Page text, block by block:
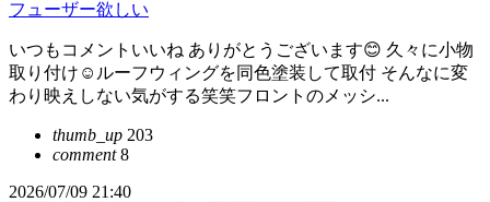
フューザー欲しい
いつもコメントいいね ありがとうございます😊 久々に小物
取り付け☺️ルーフウィングを同色塗装して取付 そんなに変
わり映えしない気がする笑笑フロントのメッシ...
thumb_up 203
comment8
2026/07/09 21:40